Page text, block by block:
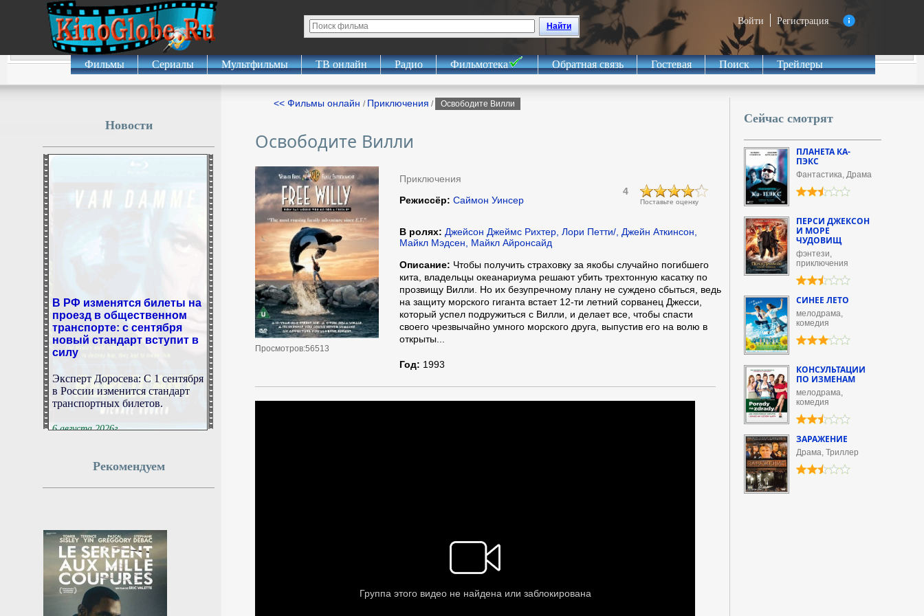
Войти Регистрация
Найти
Фильмы Сериалы Мультфильмы ТВ онлайн Радио Фильмотека Обратная связь Гостевая Поиск Трейлеры
<< Фильмы онлайн / Приключения / Освободите Вилли
Освободите Вилли
Просмотров:56513
Приключения
Поставьте оценку
4
Режиссёр: Саймон Уинсер
В ролях: Джейсон Джеймс Рихтер, Лори Петти/, Джейн Аткинсон,
Майкл Мэдсен, Майкл Айронсайд
Описание: Чтобы получить страховку за якобы случайно погибшего
кита, владельцы океанариума решают убить трехтонную касатку по
прозвищу Вилли. Но их безупречному плану не суждено сбыться, ведь
на защиту морского гиганта встает 12-ти летний сорванец Джесси,
который успел подружиться с Вилли, и делает все, чтобы спасти
своего чрезвычайно умного морского друга, выпустив его на волю в
открыты...
Год: 1993
Новости
В РФ изменятся билеты на
проезд в общественном
транспорте: с сентября
новый стандарт вступит в
силу
в России изменится стандарт
транспортных билетов.
05:48:15
Ущерб от действий ВСУ в
Сумма ущерба от действий
украинских боевиков в
Курской области превысила
504 млрд рублей.
6 августа 2026г.
05:44:18
Рекомендуем
Сейчас смотрят
ПЛАНЕТА КА-
ПЭКС
Фантастика, Драма
ПЕРСИ ДЖЕКСОН
И МОРЕ
ЧУДОВИЩ
фэнтези,
приключения
СИНЕЕ ЛЕТО
мелодрама,
комедия
КОНСУЛЬТАЦИИ
ПО ИЗМЕНАМ
мелодрама,
комедия
ЗАРАЖЕНИЕ
Драма, Триллер